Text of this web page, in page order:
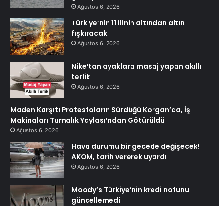
Ağustos 6, 2026
Türkiye’nin 11 ilinin altından altın
fışkıracak
Ağustos 6, 2026
Nike’tan ayaklara masaj yapan akıllı
terlik
Ağustos 6, 2026
Maden Karşıtı Protestoların Sürdüğü Korgan’da, İş
Makinaları Turnalık Yaylası’ndan Götürüldü
Ağustos 6, 2026
Hava durumu bir gecede değişecek!
AKOM, tarih vererek uyardı
Ağustos 6, 2026
Moody’s Türkiye’nin kredi notunu
güncellemedi